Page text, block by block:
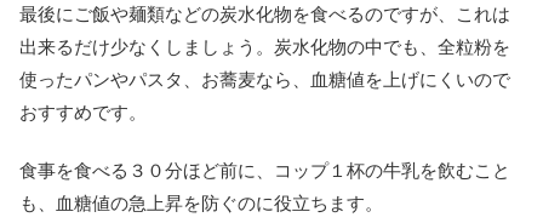
最後にご飯や麺類などの炭水化物を食べるのですが、これは
出来るだけ少なくしましょう。炭水化物の中でも、全粒粉を
使ったパンやパスタ、お蕎麦なら、血糖値を上げにくいので
おすすめです。
食事を食べる３０分ほど前に、コップ１杯の牛乳を飲むこと
も、血糖値の急上昇を防ぐのに役立ちます。